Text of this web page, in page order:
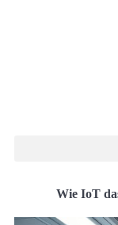
Wie IoT